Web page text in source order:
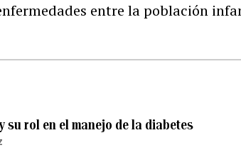
entre la población
su rol en el manejo de la diabetes